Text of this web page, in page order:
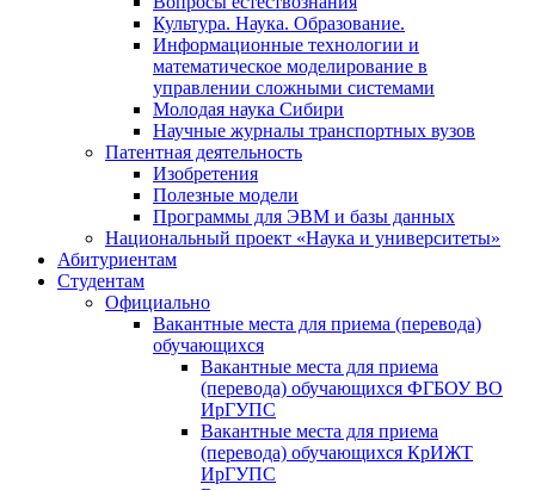
Культура. Наука. Образование.
Информационные технологии и
математическое моделирование в
управлении сложными системами
Молодая наука Сибири
Научные журналы транспортных вузов
Патентная деятельность
Изобретения
Полезные модели
Программы для ЭВМ и базы данных
Национальный проект «Наука и университеты»
Абитуриентам
Студентам
Официально
Вакантные места для приема (перевода)
обучающихся
Вакантные места для приема
(перевода) обучающихся ФГБОУ ВО
ИрГУПС
Вакантные места для приема
(перевода) обучающихся КрИЖТ
ИрГУПС